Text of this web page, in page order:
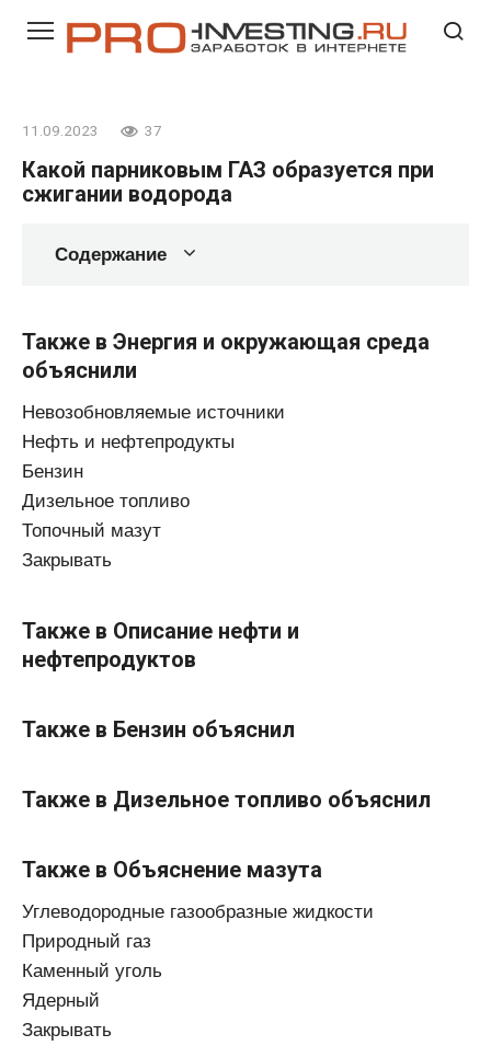
11.09.2023 37
Какой парниковым ГАЗ образуется при
сжигании водорода
Содержание
Также в Энергия и окружающая среда
объяснили
Невозобновляемые источники
Нефть и нефтепродукты
Бензин
Дизельное топливо
Топочный мазут
Закрывать
Также в Описание нефти и
нефтепродуктов
Также в Бензин объяснил
Также в Дизельное топливо объяснил
Также в Объяснение мазута
Углеводородные газообразные жидкости
Природный газ
Каменный уголь
Ядерный
Закрывать